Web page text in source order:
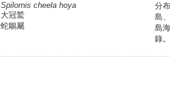
Spilornis cheela hoya
大冠鷲
蛇鵰屬
分
島
島
錄